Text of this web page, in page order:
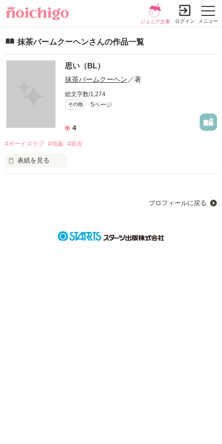
メニュー
ジュニア文庫 ログイン
抹茶バームクーヘンさんの作品一覧
思い（BL）
抹茶バームクーヘン ／著
総文字数/1,274
その他 5ページ
4
#ボーイズラブ #強姦 #親友
表紙を見る
プロフィールに戻る